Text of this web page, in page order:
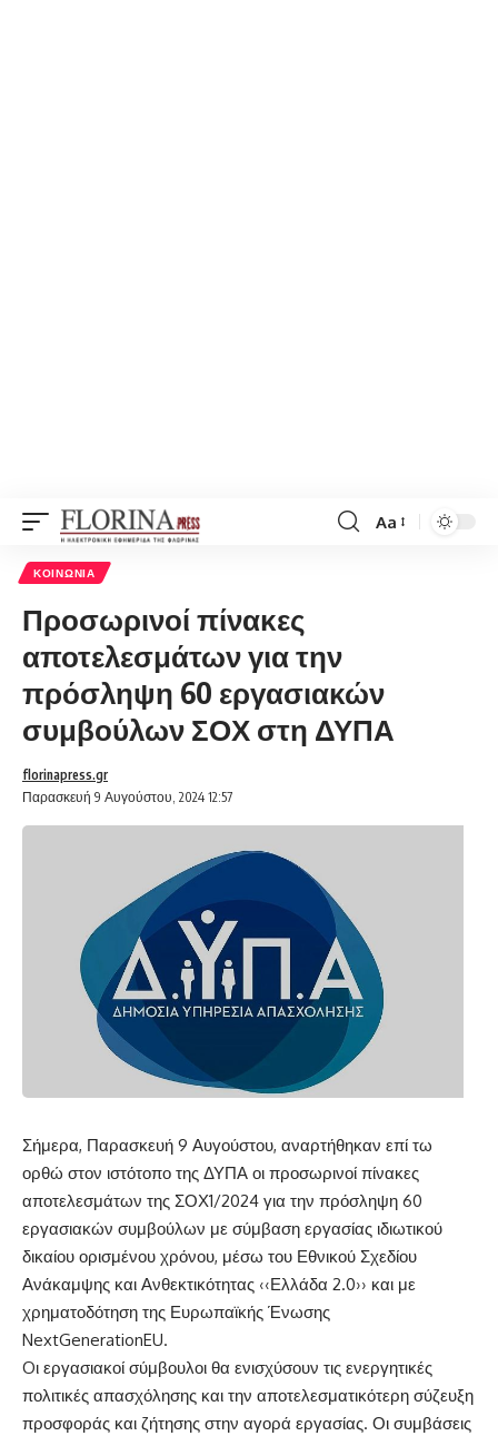
Font
Aa
ΚΟΙΝΩΝΊΑ
Προσωρινοί πίνακες
αποτελεσμάτων για την
πρόσληψη 60 εργασιακών
συμβούλων ΣΟΧ στη ΔΥΠΑ
Παρασκευή 9 Αυγούστου, 2024 12:57
florinapress.gr
Σήμερα, Παρασκευή 9 Αυγούστου, αναρτήθηκαν επί τω
ορθώ στον ιστότοπο της ΔΥΠΑ οι προσωρινοί πίνακες
αποτελεσμάτων της ΣΟΧ1/2024 για την πρόσληψη 60
εργασιακών συμβούλων με σύμβαση εργασίας ιδιωτικού
δικαίου ορισμένου χρόνου, μέσω του Εθνικού Σχεδίου
Ανάκαμψης και Ανθεκτικότητας ‹‹Ελλάδα 2.0›› και με
χρηματοδότηση της Ευρωπαϊκής Ένωσης
NextGenerationEU.
Oι εργασιακοί σύμβουλοι θα ενισχύσουν τις ενεργητικές
πολιτικές απασχόλησης και την αποτελεσματικότερη σύζευξη
προσφοράς και ζήτησης στην αγορά εργασίας. Οι συμβάσεις